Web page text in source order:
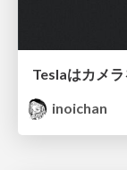
inoichan